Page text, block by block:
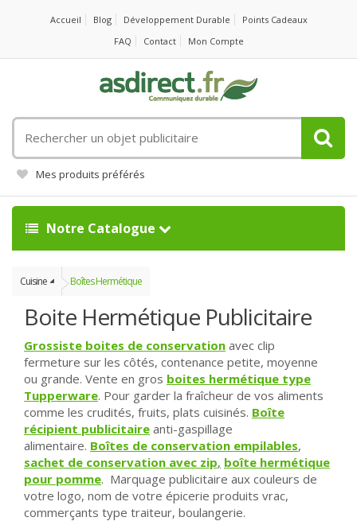
Accueil Blog Développement Durable
Points Cadeaux
FAQ
Contact Mon Compte
un
objet
publicitaire
Mes produits préférés
Notre Catalogue
Cuisine Boîtes Hermétique
Boite Hermétique Publicitaire
Grossiste boites de conservation avec clip
fermeture sur les côtés, contenance petite, moyenne
ou grande. Vente en gros boites hermétique type
Tupperware. Pour garder la fraîcheur de vos aliments
comme les crudités, fruits, plats cuisinés. Boîte
récipient publicitaire anti-gaspillage
alimentaire. Boîtes de conservation empilables,
sachet de conservation avec zip, boîte hermétique
pour pomme. Marquage publicitaire aux couleurs de
votre logo, nom de votre épicerie produits vrac,
commerçants type traiteur, boulangerie.